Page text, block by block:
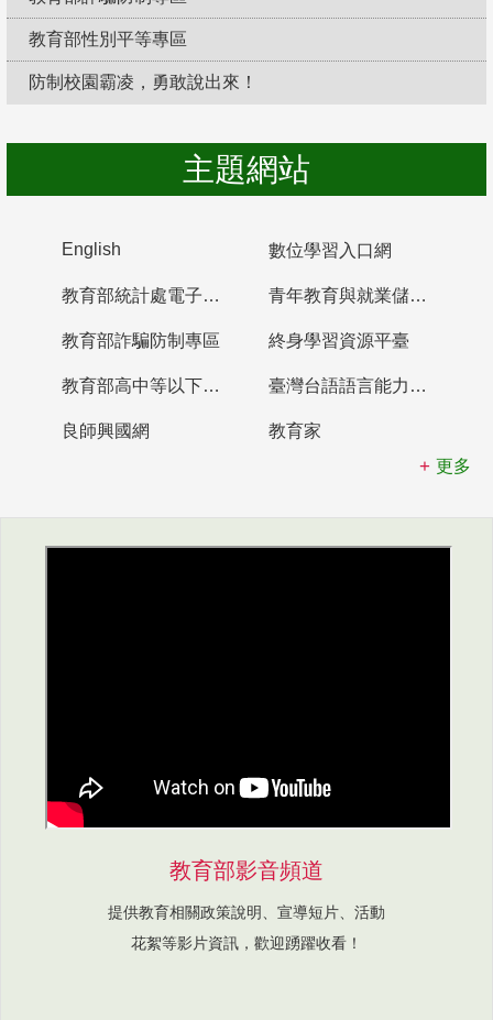
教育部性別平等專區
防制校園霸凌，勇敢說出來！
主題網站
English 數位學習入口網
教育部統計處電子書櫃 青年教育與就業儲蓄帳戶
教育部詐騙防制專區 終身學習資源平臺
教育部高中等以下學校及幼兒園教師資格檢定考試 臺灣台語語言能力認證網站
良師興國網
教育家
更多
教育部影音頻道
提供教育相關政策說明、宣導短片、活動
花絮等影片資訊，歡迎踴躍收看！